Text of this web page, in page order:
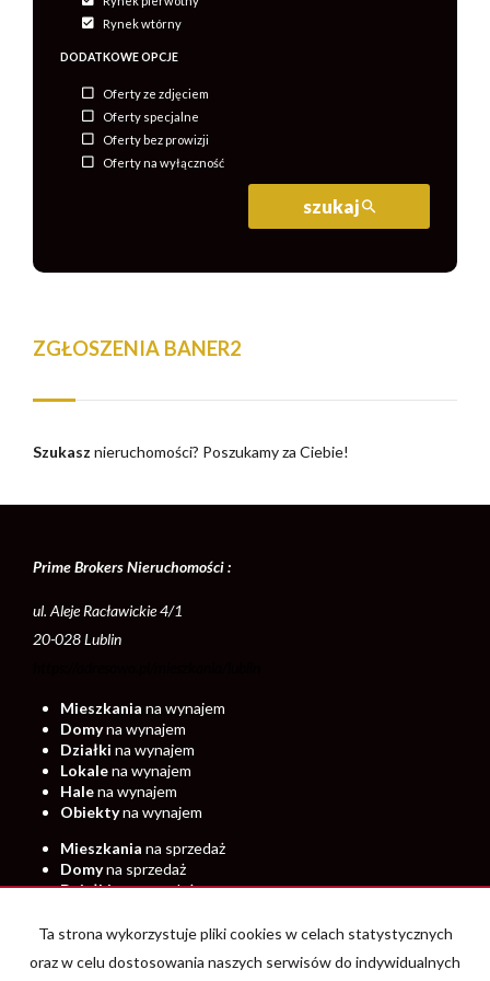
Rynek wtórny
DODATKOWE OPCJE
Oferty ze zdjęciem
Oferty specjalne
Oferty bez prowizji
Oferty na wyłączność
szukaj
ZGŁOSZENIA BANER2
Szukasz nieruchomości? Poszukamy za Ciebie!
Prime Brokers Nieruchomości :
ul. Aleje Racławickie 4/1
20-028 Lublin
Mieszkania na wynajem
Domyna wynajem
Działki na wynajem
Lokalena wynajem
Halena wynajem
Obiektyna wynajem
Mieszkania na sprzedaż
Domyna sprzedaż
Działkina sprzedaż
Halena sprzedaż
Ta strona wykorzystuje pliki cookies w celach statystycznych
oraz w celu dostosowania naszych serwisów do indywidualnych